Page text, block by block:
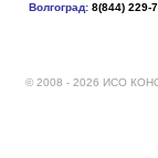
Волгоград: 8(844) 229-
© 2008 - 2026 ИСО